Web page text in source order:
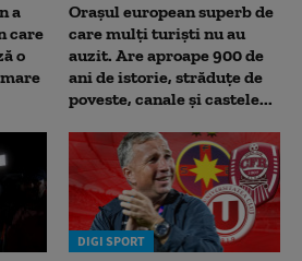
a
care
o
Orașul european superb de
care mulți turiști nu au
auzit. Are aproape 900 de
ani de istorie, străduțe de
poveste, canale și castele...
DIGI SPORT